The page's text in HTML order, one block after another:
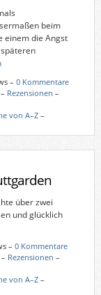
beim
einem die Angst
– 0 Kommentare
Rezensionen –
von A–Z–
über zwei
und glücklich
– 0 Kommentare
– Rezensionen –
von A–Z–